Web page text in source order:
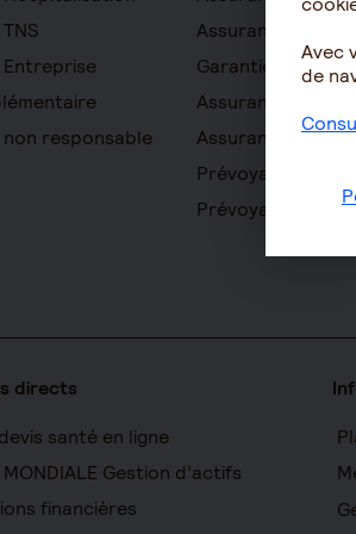
responsable
Assurance
Garantie
Assurance
Assurance
Prévoyance
Prévoyance
directs
santé en ligne
MONDIALE Gestion d’actifs
financières
Avec
de